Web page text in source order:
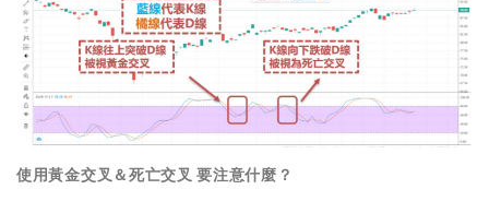
使用黃金交叉＆死亡交叉 要注意什麼？